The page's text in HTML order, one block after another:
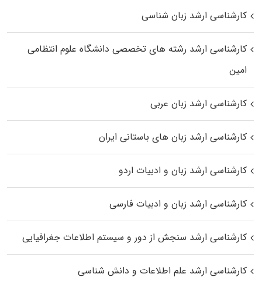
کارشناسی ارشد زبان شناسی
کارشناسی ارشد رﺷﺘﻪ ﻫﺎی تخصصی داﻧﺸﮕﺎه ﻋﻠﻮم انتظامی
اﻣﻴﻦ
کارشناسی ارشد زبان عربی
کارشناسی ارشد زبان‌ های باستانی ایران
کارشناسی ارشد زبان و ادبیات اردو
کارشناسی ارشد زبان و ادبیات فارسی
کارشناسی ارشد سنجش از دور و سیستم اطلاعات جغرافیایی
کارشناسی ارشد علم اطلاعات و دانش شناسی